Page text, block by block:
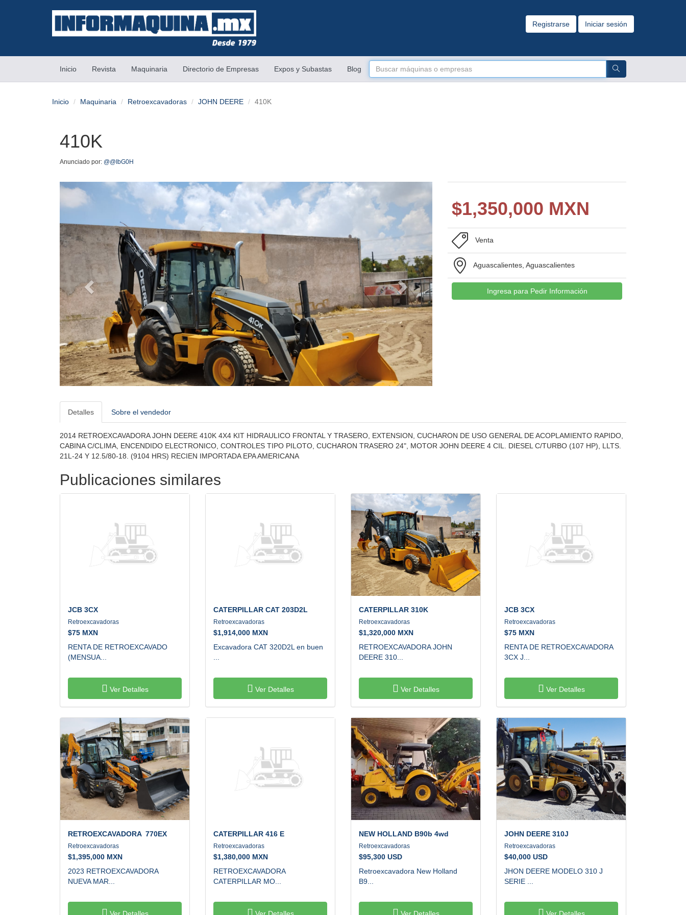
Registrarse Iniciar sesión
Inicio(current)Revista Maquinaria Directorio de Empresas Expos y Subastas Blog
Inicio Maquinaria Retroexcavadoras JOHN DEERE 410K
410K
Anunciado por: @@IbG0H
$1,350,000 MXN
Venta
Aguascalientes, Aguascalientes
Ingresa para Pedir Información
Detalles Sobre el vendedor
2014 RETROEXCAVADORA JOHN DEERE 410K 4X4 KIT HIDRAULICO FRONTAL Y TRASERO, EXTENSION, CUCHARON DE USO GENERAL DE ACOPLAMIENTO RAPIDO,
CABINA C/CLIMA, ENCENDIDO ELECTRONICO, CONTROLES TIPO PILOTO, CUCHARON TRASERO 24", MOTOR JOHN DEERE 4 CIL. DIESEL C/TURBO (107 HP), LLTS.
21L-24 Y 12.5/80-18. (9104 HRS) RECIEN IMPORTADA EPA AMERICANA
Publicaciones similares
JCB 3CX
Retroexcavadoras
$75 MXN
RENTA DE RETROEXCAVADO
(MENSUA...
Ver Detalles
CATERPILLAR CAT 203D2L
Retroexcavadoras
$1,914,000 MXN
Excavadora CAT 320D2L en buen
Ver Detalles
CATERPILLAR 310K
Retroexcavadoras
$1,320,000 MXN
RETROEXCAVADORA JOHN
DEERE 310...
Ver Detalles
JCB 3CX
Retroexcavadoras
$75 MXN
RENTA DE RETROEXCAVADORA
3CX J...
Ver Detalles
RETROEXCAVADORA 770EX
Retroexcavadoras
$1,395,000 MXN
2023 RETROEXCAVADORA
NUEVA MAR...
CATERPILLAR 416 E
Retroexcavadoras
$1,380,000 MXN
RETROEXCAVADORA
CATERPILLAR MO...
NEW HOLLAND B90b 4wd
Retroexcavadoras
$95,300 USD
Retroexcavadora New Holland
B9...
JOHN DEERE 310J
Retroexcavadoras
$40,000 USD
JHON DEERE MODELO 310 J
SERIE ...